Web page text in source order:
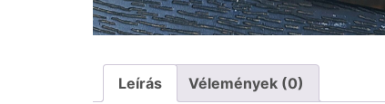
Leírás Vélemények (0)